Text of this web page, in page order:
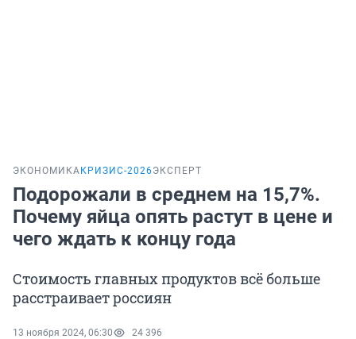
ЭКОНОМИКА КРИЗИС-2026ЭКСПЕРТ
Подорожали в среднем на 15,7%.
Почему яйца опять растут в цене и
чего ждать к концу года
Стоимость главных продуктов всё больше
расстраивает россиян
13 ноября 2024, 06:30 24 396